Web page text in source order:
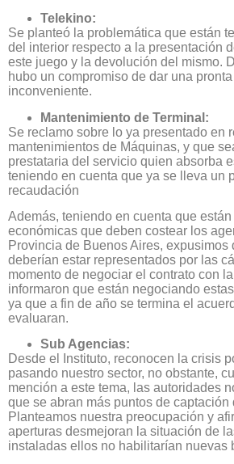
Telekino:
Se planteó la problemática que están
del interior respecto a la presentación
este juego y la devolución del mismo.
hubo un compromiso de dar una
inconveniente.
Mantenimiento de Terminal:
Se reclamo sobre lo ya presentado en
mantenimientos de Máquinas, y que
prestataria del servicio quien absorba
teniendo en cuenta que ya se lleva un
recaudación
Además, teniendo en cuenta que
económicas que deben costear los
Provincia de Buenos Aires, expusimos
deberían estar representados por las
momento de negociar el contrato con
informaron que están negociando
ya que a fin de año se termina el
evaluaran.
Sub Agencias:
Desde el Instituto, reconocen la crisis
pasando nuestro sector, no obstante,
mención a este tema, las autoridades
que se abran más puntos de captación
Planteamos nuestra preocupación y
aperturas desmejoran la situación de
instaladas ellos no habilitarían nuevas